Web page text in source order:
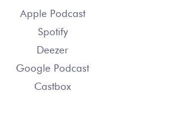
Apple Podcast
Spotify
Deezer
Google Podcast
Castbox